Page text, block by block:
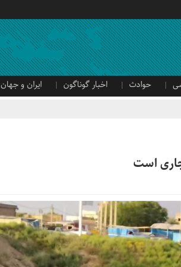
حوادث اخبار گوناگون ایران و جهان
است